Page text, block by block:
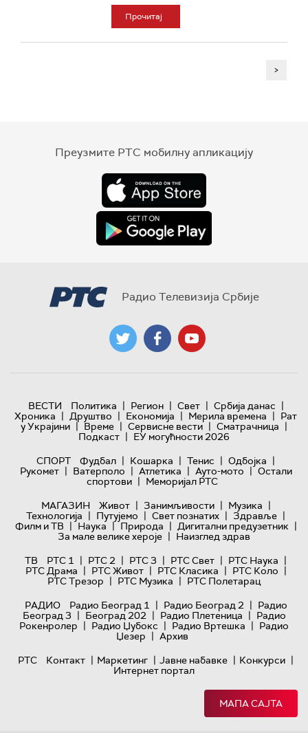
Прочитај
>
Преузмите РТС мобилну апликацију
Радио Телевизија Србије
ВЕСТИ Политика | Регион | Свет | Србија данас |
Хроника | Друштво | Економија | Мерила времена | Рат
у Украјини | Време | Сервисне вести | Сматрачница |
Подкаст | ЕУ могућности 2026
СПОРТ
Фудбал | Кошарка | Тенис | Одбојка |
Рукомет | Ватерполо | Атлетика | Ауто-мото | Остали
спортови | Меморијал РТС
МАГАЗИН
Живот | Занимљивости | Музика |
Технологијa | Путујемо | Свет познатих | Здравље |
Филм и ТВ | Наука | Природа | Дигитални предузетник |
За мале велике хероје | Наизглед здрав
ТВ
РТС 1 | РТС 2 | РТС 3 | РТС Свет | РТС Наука |
РТС Драма | РТС Живот | РТС Класика | РТС Коло |
РТС Трезор | РТС Музика | РТС Полетарац
РАДИО
Радио Београд 1 | Радио Београд 2 | Радио
Београд 3 | Београд 202 | Радио Плетеница | Радио
Рокенролер | Радио Џубокс | Радио Вртешка | Радио
Џезер | Архив
РТС
Контакт | Маркетинг | Јавне набавке | Конкурси |
Интернет портал
МАПА САЈТА